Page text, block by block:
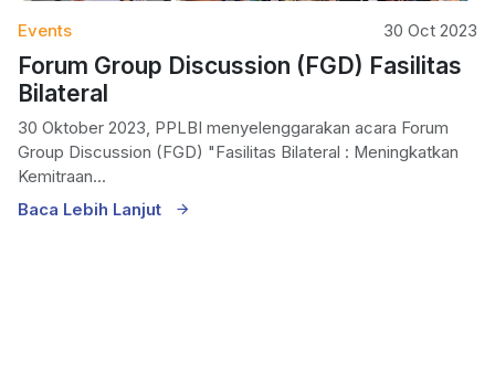
Events 30 Oct 2023
Forum Group Discussion (FGD) Fasilitas
Bilateral
30 Oktober 2023, PPLBI menyelenggarakan acara Forum
Group Discussion (FGD) "Fasilitas Bilateral : Meningkatkan
Kemitraan...
Baca Lebih Lanjut